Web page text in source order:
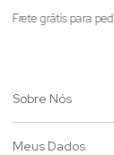
Sobre Nós
Meus Dados